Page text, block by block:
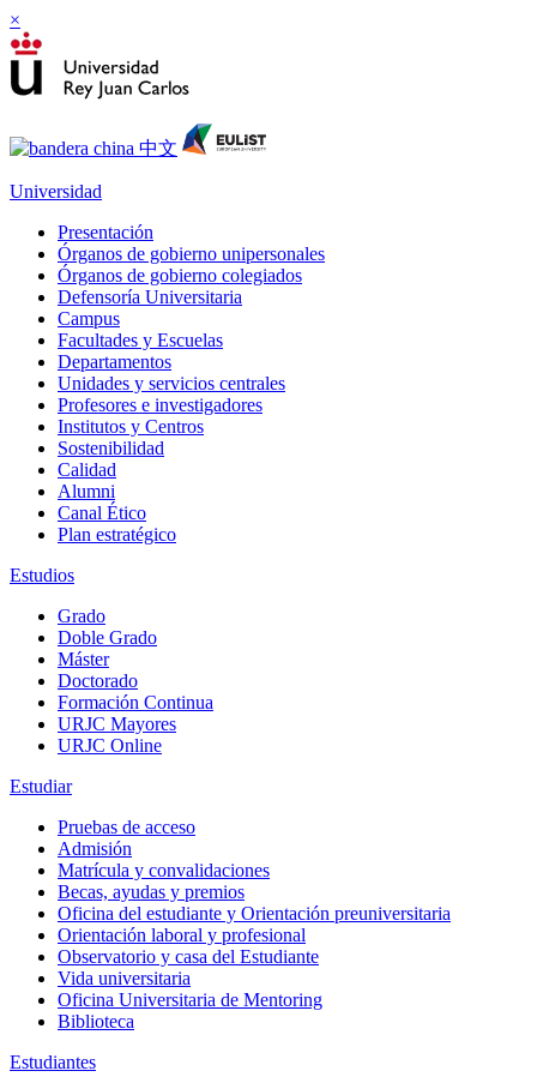
×
Universidad
Presentación
Órganos de gobierno unipersonales
Órganos de gobierno colegiados
Defensoría Universitaria
Campus
Facultades y Escuelas
Departamentos
Unidades y servicios centrales
Profesores e investigadores
Institutos y Centros
Sostenibilidad
Calidad
Alumni
Canal Ético
Plan estratégico
Estudios
Grado
Doble Grado
Máster
Doctorado
Formación Continua
URJC Mayores
URJC Online
Estudiar
Pruebas de acceso
Admisión
Matrícula y convalidaciones
Becas, ayudas y premios
Oficina del estudiante y Orientación preuniversitaria
Orientación laboral y profesional
Observatorio y casa del Estudiante
Vida universitaria
Oficina Universitaria de Mentoring
Biblioteca
Estudiantes